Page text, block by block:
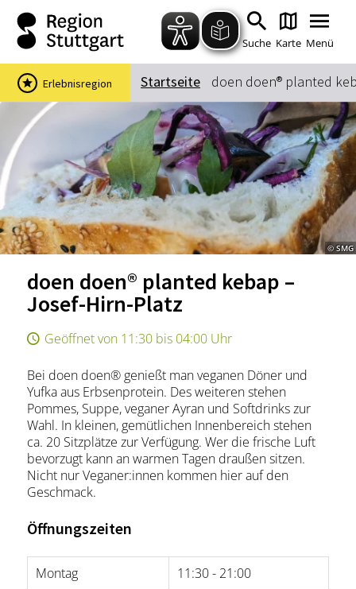
Zum Hauptinhalt springen
Zur Suche springen
Zur Hauptnavigation
Zum Footer springen
Suche Karte Menü
Suchbegriff
Das könnte Sie interessieren
Stadtführungen
Events & Tickets
Ausflugsziele
Erlebnisse
Wein
Radfahren
Wandern
Startseite doen doen® planted
Erlebnisregion
© SMG
doen doen® planted kebap –
Josef-Hirn-Platz
Geöffnet von 11:30 bis 04:00 Uhr
Bei doen doen® genießt man veganen Döner und
Yufka aus Erbsenprotein. Des weiteren stehen
Pommes, Suppe, veganer Ayran und Softdrinks zur
Wahl. In kleinen, gemütlichen Innenbereich stehen
ca. 20 Sitzplätze zur Verfügung. Wer die frische Luft
bevorzugt kann an warmen Tagen draußen sitzen.
Nicht nur Veganer:innen kommen hier auf den
Geschmack.
Öffnungszeiten
Montag
11:30 - 21:00